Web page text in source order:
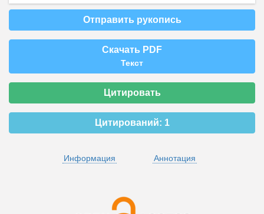
Отправить рукопись
Скачать PDF
Текст
Цитировать
Цитирований: 1
Информация Аннотация